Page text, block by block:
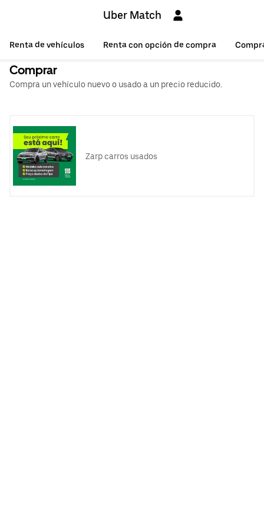
Uber Match
Renta de vehículos Renta con opción de compra
Comprar
Compra un vehículo nuevo o usado a un precio reducido.
Zarp carros usados